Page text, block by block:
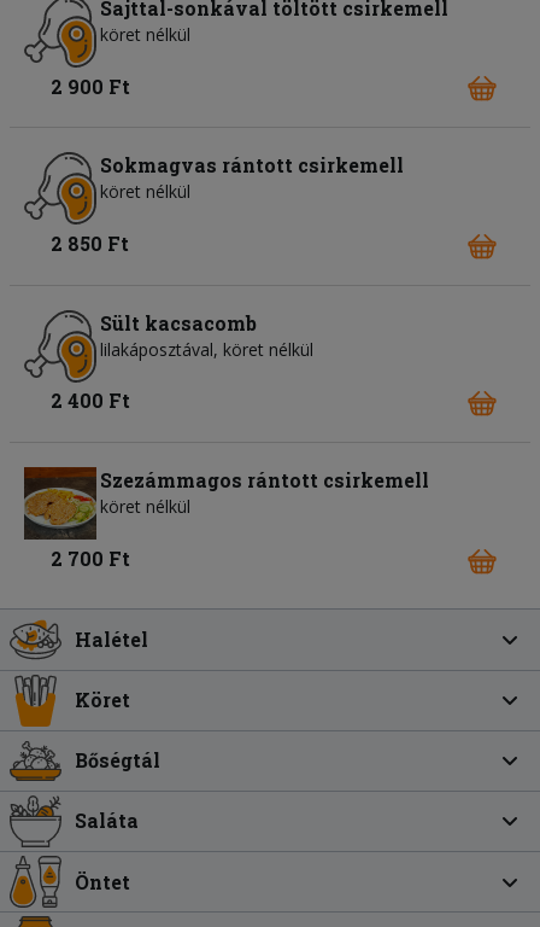
Sajttal-sonkával töltött csirkemell
köret nélkül
2 900 Ft
Sokmagvas rántott csirkemell
köret nélkül
2 850 Ft
Sült kacsacomb
lilakáposztával, köret nélkül
2 400 Ft
Szezámmagos rántott csirkemell
köret nélkül
2 700 Ft
Halétel
Köret
Bőségtál
Saláta
Öntet